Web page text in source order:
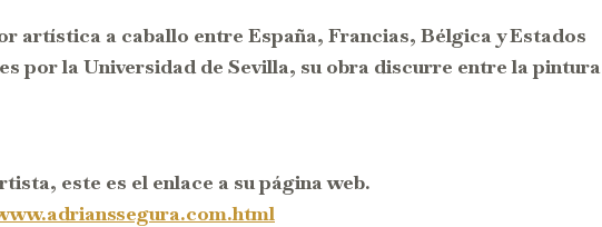
artística a caballo entre España, Francias, Bélgica y Estados
por la Universidad de Sevilla, su obra discurre entre la pintura
este es el enlace a su página web.